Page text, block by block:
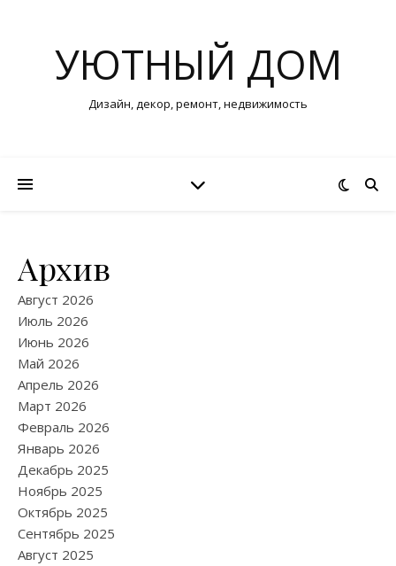
УЮТНЫЙ ДОМ
Дизайн, декор, ремонт, недвижимость
Архив
Август 2026
Июль 2026
Июнь 2026
Май 2026
Апрель 2026
Март 2026
Февраль 2026
Январь 2026
Декабрь 2025
Ноябрь 2025
Октябрь 2025
Сентябрь 2025
Август 2025